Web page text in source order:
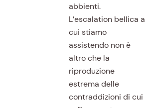
abbienti.
L’escalation bellica a
cui stiamo
assistendo non è
altro che la
riproduzione
estrema delle
contraddizioni di cui